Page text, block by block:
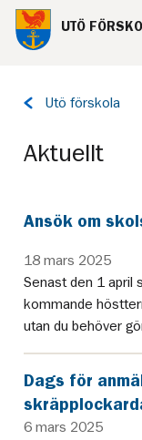
Till innehåll på sidan
UTÖ
Tillbaka
Utö förskola
Aktuellt
Ansök om
18 mars 2025
Senast den 1 april
kommande
utan du behöver
Dags för
6 mars 2025